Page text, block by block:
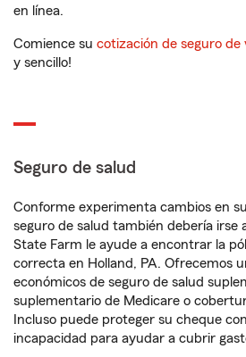
en línea.
Comience su cotización de seguro de
y sencillo!
Seguro de salud
Conforme experimenta cambios en
seguro de salud también debería irse
State Farm le ayude a encontrar la
correcta en Holland, PA. Ofrecemos
económicos de seguro de salud
suplementario de Medicare o
Incluso puede proteger su cheque
incapacidad para ayudar a cubrir